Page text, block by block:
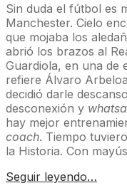
Sin duda el fútbol es
Manchester. Cielo
que mojaba los
abrió los brazos al
Guardiola, en una de
refiere Álvaro
decidió darle
desconexión y
hay mejor
coach. Tiempo
la Historia. Con
Seguir leyendo…